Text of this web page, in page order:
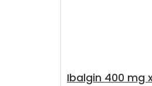
Ibalgin 400 mg